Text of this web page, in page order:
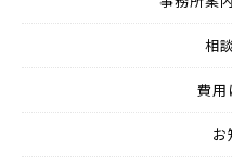
相
費用
お